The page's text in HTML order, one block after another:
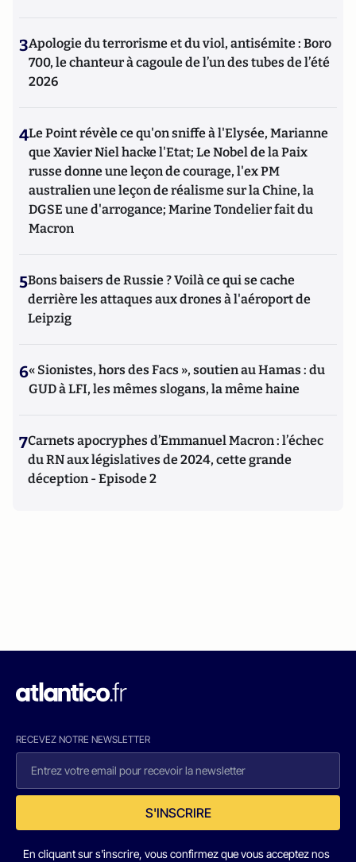
3Apologie du terrorisme et du viol, antisémite : Boro
700, le chanteur à cagoule de l’un des tubes de l’été
2026
4Le Point révèle ce qu'on sniffe à l'Elysée, Marianne
que Xavier Niel hacke l'Etat; Le Nobel de la Paix
russe donne une leçon de courage, l'ex PM
australien une leçon de réalisme sur la Chine, la
DGSE une d'arrogance; Marine Tondelier fait du
Macron
5Bons baisers de Russie ? Voilà ce qui se cache
derrière les attaques aux drones à l'aéroport de
Leipzig
6« Sionistes, hors des Facs », soutien au Hamas : du
GUD à LFI, les mêmes slogans, la même haine
7Carnets apocryphes d’Emmanuel Macron : l’échec
du RN aux législatives de 2024, cette grande
déception - Episode 2
RECEVEZ NOTRE NEWSLETTER
S'INSCRIRE
En cliquant sur s'inscrire, vous confirmez que vous acceptez nos